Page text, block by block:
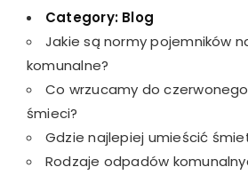
Category: Blog
Jakie są normy pojemników
komunalne?
Co wrzucamy do
śmieci?
Gdzie najlepiej umieścić
Rodzaje odpadów